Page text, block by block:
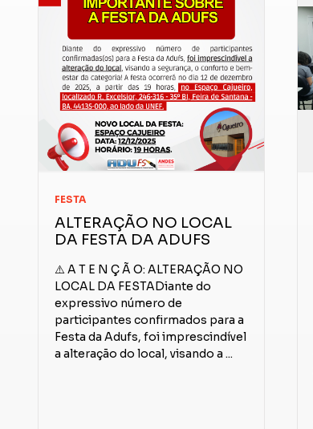
FESTA
ALTERAÇÃO NO LOCAL
DA FESTA DA ADUFS
⚠️ A T E N Ç Ã O: ALTERAÇÃO NO
LOCAL DA FESTADiante do
expressivo número de
participantes confirmados para a
Festa da Adufs, foi imprescindível
a alteração do local, visando a ...